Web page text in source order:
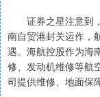
证券之星注意到，
南自贸港封关运作，
遇。海航控股作为海
修、发动机维修等航
司提供维修、地面保